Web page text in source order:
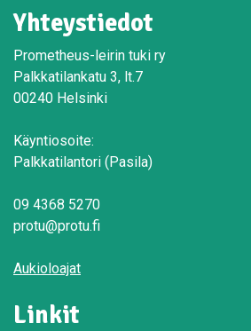
Yhteystiedot
Prometheus-leirin tuki ry
Palkkatilankatu 3, lt.7
00240 Helsinki
Käyntiosoite:
Palkkatilantori (Pasila)
09 4368 5270
protu@protu.fi
Aukioloajat
Linkit